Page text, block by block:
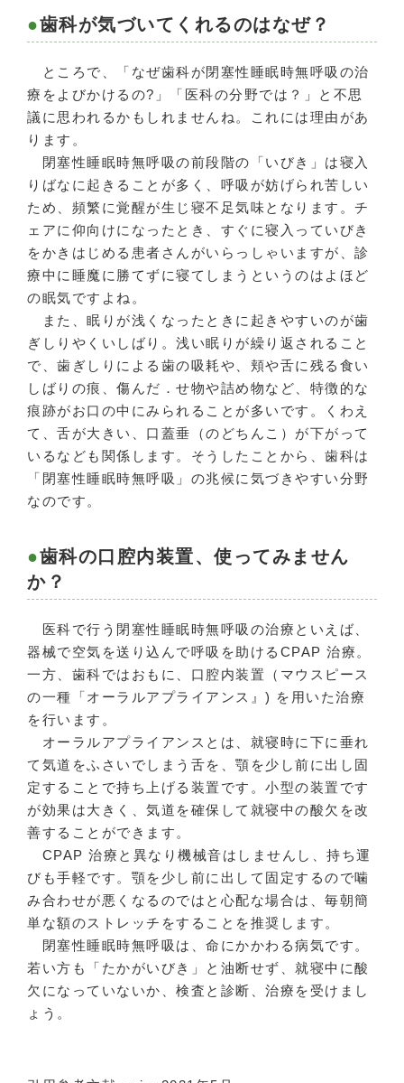
歯科が気づいてくれるのはなぜ？
ところで、「なぜ歯科が閉塞性睡眠時無呼吸の治
療をよびかけるの?」「医科の分野では？」と不思
議に思われるかもしれませんね。これには理由があ
ります。
閉塞性睡眠時無呼吸の前段階の「いびき」は寝入
りばなに起きることが多く、呼吸が妨げられ苦しい
ため、頻繁に覚醒が生じ寝不足気味となります。チ
ェアに仰向けになったとき、すぐに寝入っていびき
をかきはじめる患者さんがいらっしゃいますが、診
療中に睡魔に勝てずに寝てしまうというのはよほど
の眠気ですよね。
また、眠りが浅くなったときに起きやすいのが歯
ぎしりやくいしばり。浅い眠りが繰り返されること
で、歯ぎしりによる歯の吸耗や、頬や舌に残る食い
しばりの痕、傷んだ．せ物や詰め物など、特徴的な
痕跡がお口の中にみられることが多いです。くわえ
て、舌が大きい、口蓋垂（のどちんこ）が下がって
いるなども関係します。そうしたことから、歯科は
「閉塞性睡眠時無呼吸」の兆候に気づきやすい分野
なのです。
歯科の口腔内装置、使ってみません
か？
医科で行う閉塞性睡眠時無呼吸の治療といえば、
器械で空気を送り込んで呼吸を助けるCPAP 治療。
一方、歯科ではおもに、口腔内装置（マウスピース
の一種「オーラルアプライアンス』) を用いた治療
を行います。
オーラルアプライアンスとは、就寝時に下に垂れ
て気道をふさいでしまう舌を、顎を少し前に出し固
定することで持ち上げる装置です。小型の装置です
が効果は大きく、気道を確保して就寝中の酸欠を改
善することができます。
CPAP 治療と異なり機械音はしませんし、持ち運
びも手軽です。顎を少し前に出して固定するので噛
み合わせが悪くなるのではと心配な場合は、毎朝簡
単な額のストレッチをすることを推奨します。
閉塞性睡眠時無呼吸は、命にかかわる病気です。
若い方も「たかがいびき」と油断せず、就寝中に酸
欠になっていないか、検査と診断、治療を受けまし
ょう。